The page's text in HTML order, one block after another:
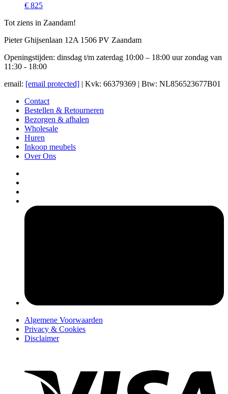
€ 825
Tot ziens in Zaandam!
Pieter Ghijsenlaan 12A 1506 PV Zaandam
Openingstijden: dinsdag t/m zaterdag 10:00 – 18:00 uur zondag van
11:30 - 18:00
email: [email protected] | Kvk: 66379369 | Btw: NL856523677B01
Contact
Bestellen & Retourneren
Bezorgen & afhalen
Wholesale
Huren
Inkoop meubels
Over Ons
Algemene Voorwaarden
Privacy & Cookies
Disclaimer